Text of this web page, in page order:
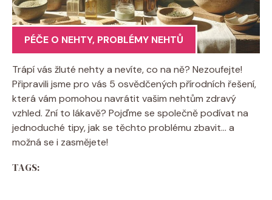
PÉČE O NEHTY, PROBLÉMY NEHTŮ
Trápí vás žluté nehty a nevíte, co na ně? Nezoufejte!
Připravili jsme pro vás 5 osvědčených přírodních řešení,
která vám pomohou navrátit vašim nehtům zdravý
vzhled. Zní to lákavě? Pojďme se společně podívat na
jednoduché tipy, jak se těchto problému zbavit… a
možná se i zasmějete!
TAGS: